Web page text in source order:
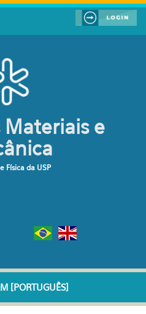
Materiais e
Física da USP
[PORTUGUÊS]